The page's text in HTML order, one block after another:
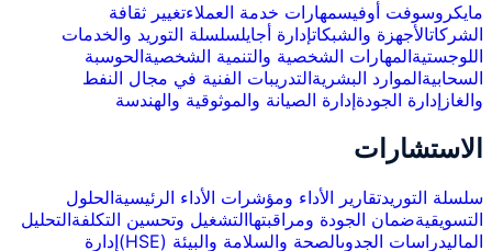
مايكروسوفت أوفيسمهارات خدمة العملاءتغيير ثقافة
الشركاتالأجهزة والشبكاتإدارة أجايلسلسلة التوريد والخدمات
اللوجستيةالمهارات الشخصية والتنمية الشخصيةالحوسبة
السحابيةالموارد البشريةالتدريبات الفنية في مجال النفط
والغاز إدارة الجودةإدارة الصيانة والموثوقية والهندسة
الاستشارات
سلسلة التوريدتقارير الأداء ومؤشرات الأداء الرئيسيةالحلول
التسويقيةضمان الجودة ومراقبتهاالتشغيل وتحسين التكلفةالتحليل
الماليدراسات الجدوىالصحة والسلامة والبيئة (HSE)
إدارة